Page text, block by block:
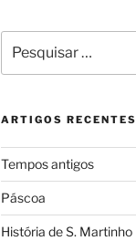
por:
ARTIGOS RECENTES
Tempos antigos
Páscoa
História de S. Martinho